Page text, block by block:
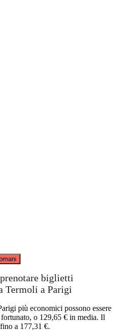
biglietti
Termoli a Parigi
più economici possono essere
o 129,65 € in media. Il
a 177,31 €.